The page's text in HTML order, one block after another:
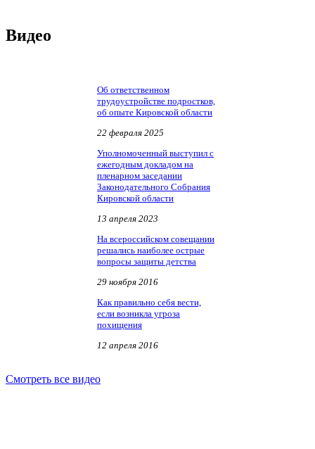
Видео
Об ответственном
трудоустройстве подростков,
об опыте Кировской области
22 февраля 2025
Уполномоченный выступил с
ежегодным докладом на
пленарном заседании
Законодательного Собрания
Кировской области
13 апреля 2023
На всероссийском совещании
решались наиболее острые
вопросы защиты детства
29 ноября 2016
Как правильно себя вести,
если возникла угроза
похищения
12 апреля 2016
Смотреть все видео